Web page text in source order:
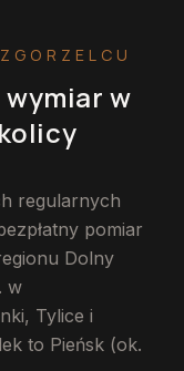
w
regularnych
pomiar
Dolny
w
Tylice i
to Pieńsk (ok.